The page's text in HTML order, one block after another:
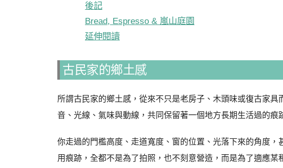
後記
Bread, Espresso & 嵐山庭園
延伸閱讀
古民家的鄉土感
所謂古民家的鄉土感，從來不只是老房子、木頭味或復古家
音、光線、氣味與動線，共同保留著一個地方長期生活過的痕
你走過的門檻高度、走道寬度、窗的位置、光落下來的角度
用痕跡，全都不是為了拍照，也不刻意營造，而是為了適應